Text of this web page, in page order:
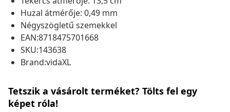
Huzal átmérője: 0,49 mm
Négyszögletű szemekkel
EAN:8718475701668
SKU:143638
Brand:vidaXL
Tetszik a vásárolt terméket? Tölts fel egy
képet róla!